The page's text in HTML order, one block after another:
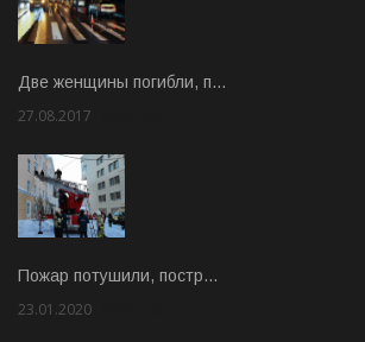
Две женщины погибли, п…
27.08.2017
Пожар потушили, постр…
23.01.2020